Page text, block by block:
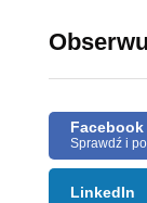
Facebook
Sprawdź i
LinkedIn